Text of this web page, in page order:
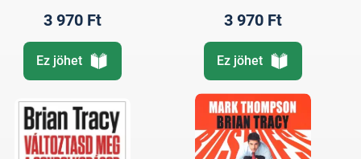
3 970 Ft
Ez jöhet
3 970 Ft
Ez jöhet